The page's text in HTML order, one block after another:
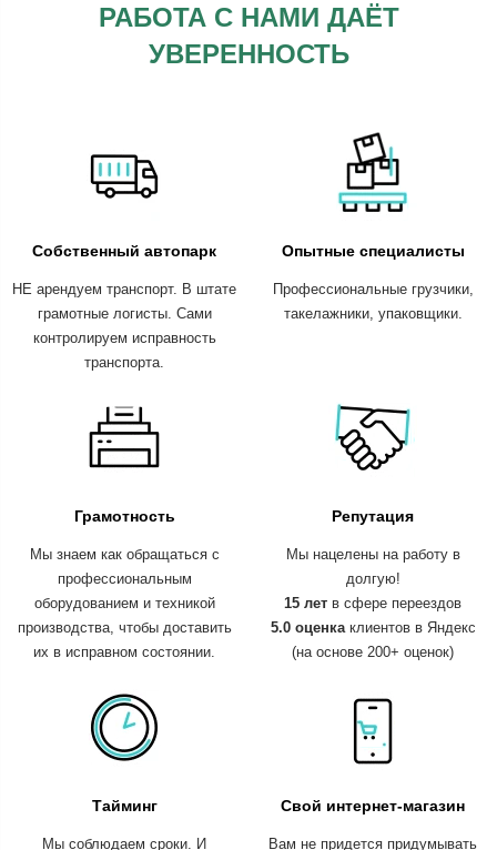
РАБОТА С НАМИ ДАЁТ
УВЕРЕННОСТЬ
Собственный автопарк
НЕ арендуем транспорт. В штате
грамотные логисты. Сами
контролируем исправность
транспорта.
Опытные специалисты
Профессиональные грузчики,
такелажники, упаковщики.
Грамотность
Мы знаем как обращаться с
профессиональным
оборудованием и техникой
производства, чтобы доставить
их в исправном состоянии.
Репутация
Мы нацелены на работу в
долгую!
15 лет в сфере переездов
5.0 оценкаклиентов в Яндекс
(на основе 200+ оценок)
Тайминг
Мы соблюдаем сроки. И
Свой интернет-магазин
Вам не придется придумывать